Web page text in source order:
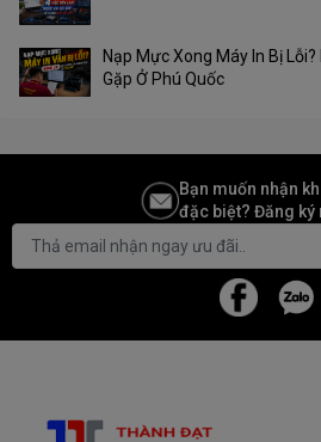
Nạp Mực Xong Máy In Bị
Gặp Ở Phú Quốc
Bạn muốn nhận
đặc biệt? Đăng ký